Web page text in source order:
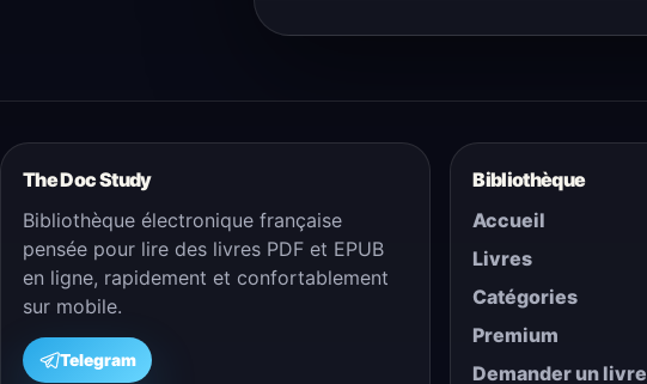
The Doc Study
Bibliothèque électronique française
pensée pour lire des livres PDF et EPUB
en ligne, rapidement et confortablement
sur mobile.
Telegram
Bibliothèque
Accueil
Livres
Catégories
Premium
Demander un livre